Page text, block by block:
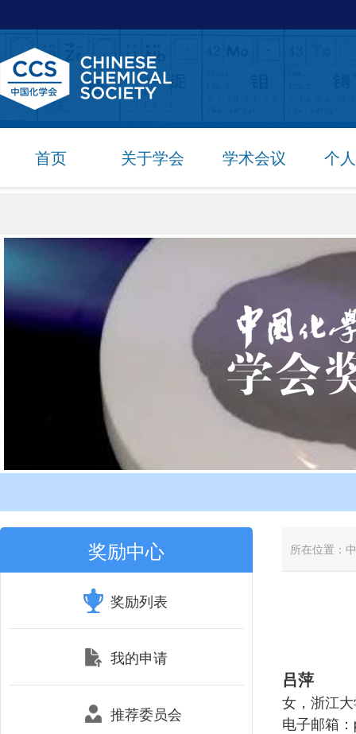
首页 关于学会 学术会议 个
奖励中心
奖励列表
我的申请
推荐委员会
所在位置：
吕萍
女，浙江
电子邮箱